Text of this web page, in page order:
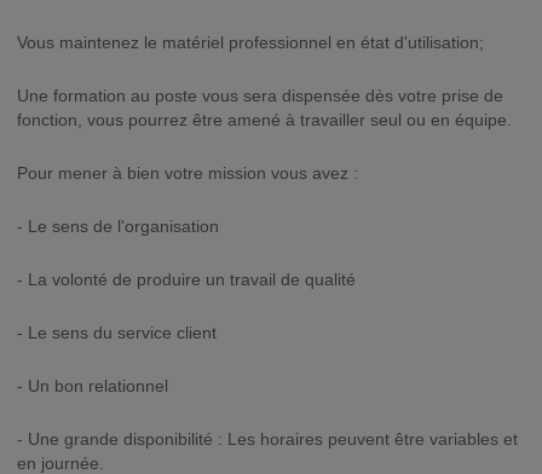
Vous maintenez le matériel professionnel en état d'utilisation;
Une formation au poste vous sera dispensée dès votre prise de
fonction, vous pourrez être amené à travailler seul ou en équipe.
Pour mener à bien votre mission vous avez :
- Le sens de l'organisation
- La volonté de produire un travail de qualité
- Le sens du service client
- Un bon relationnel
- Une grande disponibilité : Les horaires peuvent être variables et
en journée.